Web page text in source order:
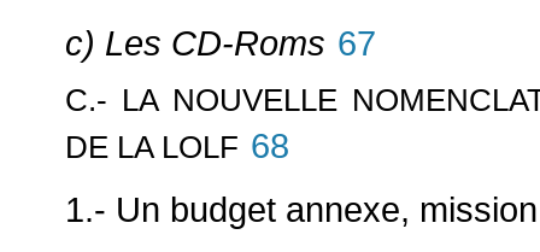
c) Les CD-Roms 67
C.- LA NOUVELLE
DE LA LOLF 68
1.- Un budget annexe,